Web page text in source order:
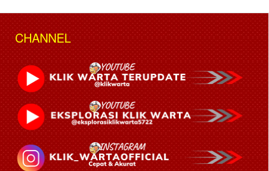
CHANNEL